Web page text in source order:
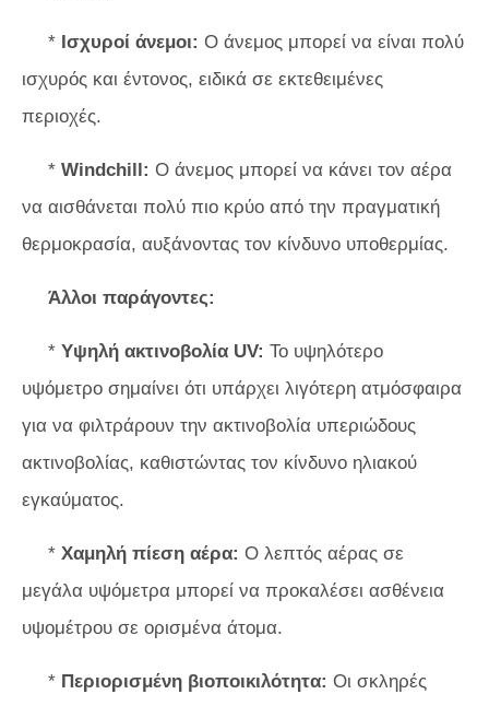
* Ισχυροί άνεμοι: Ο άνεμος μπορεί να είναι πολύ
ισχυρός και έντονος, ειδικά σε εκτεθειμένες
περιοχές.
* Windchill: Ο άνεμος μπορεί να κάνει τον αέρα
να αισθάνεται πολύ πιο κρύο από την πραγματική
θερμοκρασία, αυξάνοντας τον κίνδυνο υποθερμίας.
Άλλοι παράγοντες:
* Υψηλή ακτινοβολία UV: Το υψηλότερο
υψόμετρο σημαίνει ότι υπάρχει λιγότερη ατμόσφαιρα
για να φιλτράρουν την ακτινοβολία υπεριώδους
ακτινοβολίας, καθιστώντας τον κίνδυνο ηλιακού
εγκαύματος.
* Χαμηλή πίεση αέρα: Ο λεπτός αέρας σε
μεγάλα υψόμετρα μπορεί να προκαλέσει ασθένεια
υψομέτρου σε ορισμένα άτομα.
* Περιορισμένη βιοποικιλότητα: Οι σκληρές